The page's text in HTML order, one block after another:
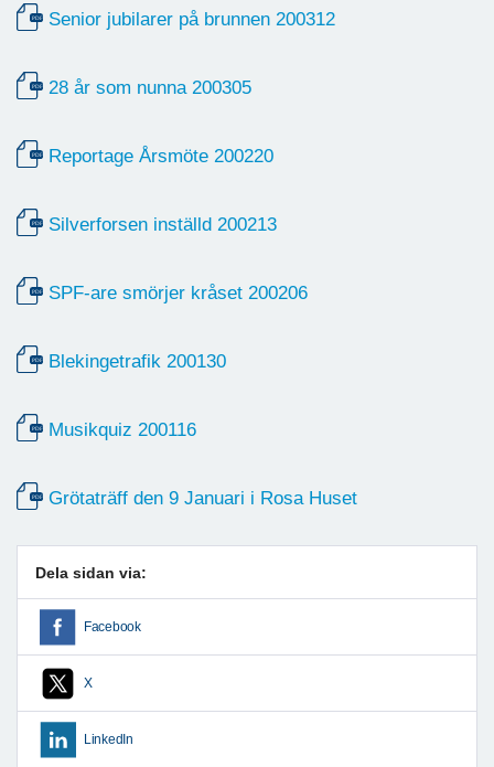
Senior jubilarer på brunnen 200312
28 år som nunna 200305
Reportage Årsmöte 200220
Silverforsen inställd 200213
SPF-are smörjer kråset 200206
Blekingetrafik 200130
Musikquiz 200116
Grötaträff den 9 Januari i Rosa Huset
Dela sidan via:
Facebook
X
LinkedIn